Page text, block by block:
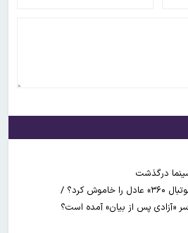
درگذشت
چه کسی برنامه تلویزیونی«فوتبال ۳۶۰» عادل را خاموش کرد؟ /
«آزادی پس از بیان» آمده است؟